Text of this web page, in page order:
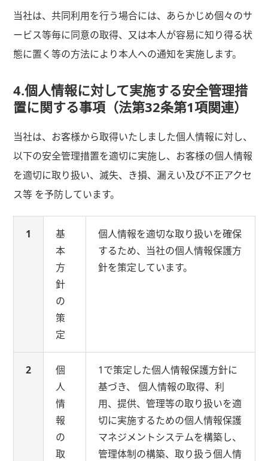
当社は、共同利用を行う場合には、あらかじめ個々のサ
ービス等毎に同意の取得、又は本人が容易に知り得る状
態に置く等の方法により本人への通知を実施します。
4.個人情報に対して実施する安全管理措
置に関する事項（法第32条第1項関連）
当社は、お客様から取得いたしました個人情報に対し、
以下の安全管理措置を適切に実施し、お客様の個人情報
を適切に取り扱い、滅失、き損、漏えい及び不正アクセ
ス等 を予防しています。
1
基
本
方
針
の
策
定
個人情報を適切な取り扱いを確保
するため、当社の個人情報保護方
針を策定しています。
2
個
人
情
報
の
取
1で策定した個人情報保護方針に
基づき、 個人情報の取得、利
用、提供、管理等の取り扱いを適
切に実施するための個人情報保護
マネジメントシステムを構築し、
管理体制の構築、取り扱う個人情